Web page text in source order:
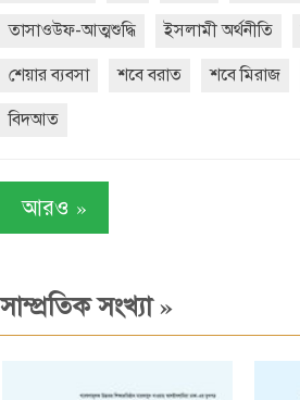
তাসাওউফ-আত্মশুদ্ধি ইসলামী অর্থনীতি
শেয়ার ব্যবসা শবে বরাত শবে মিরাজ
বিদআত
আরও »
সাম্প্রতিক সংখ্যা»